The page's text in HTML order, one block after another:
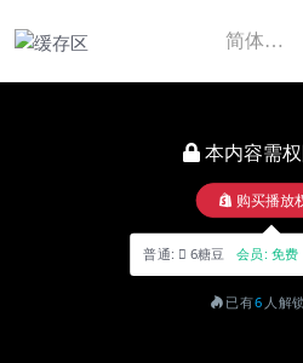
本内容需
购买播放
普通: 6糖豆 会员: 免费
已有6 人解